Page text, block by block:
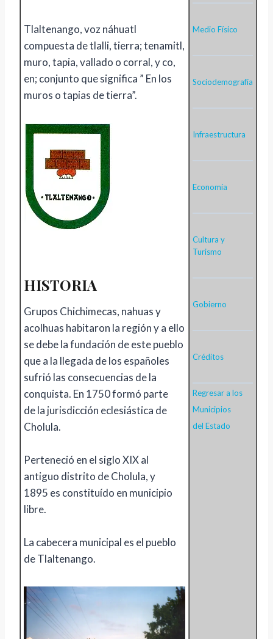
Tlaltenango, voz náhuatl
compuesta de tlalli, tierra; tenamitl,
muro, tapia, vallado o corral, y co,
en; conjunto que significa ” En los
muros o tapias de tierra”.
HISTORIA
Grupos Chichimecas, nahuas y
acolhuas habitaron la región y a ello
se debe la fundación de este pueblo
que a la llegada de los españoles
sufrió las consecuencias de la
conquista. En 1750 formó parte
de la jurisdicción eclesiástica de
Cholula.
Perteneció en el siglo XIX al
antiguo distrito de Cholula, y
1895 es constituído en municipio
libre.
La cabecera municipal es el pueblo
de Tlaltenango.
Medio Físico
Sociodemografía
Infraestructura
Economía
Cultura y
Turismo
Gobierno
Créditos
Regresar a los
Municipios
del Estado